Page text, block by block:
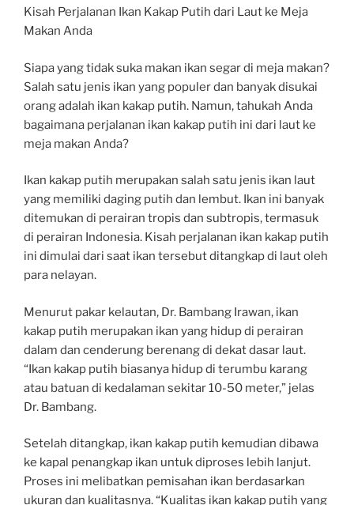
Kisah Perjalanan Ikan Kakap Putih dari Laut ke Meja
Makan Anda
Siapa yang tidak suka makan ikan segar di meja makan?
Salah satu jenis ikan yang populer dan banyak disukai
orang adalah ikan kakap putih. Namun, tahukah Anda
bagaimana perjalanan ikan kakap putih ini dari laut ke
meja makan Anda?
Ikan kakap putih merupakan salah satu jenis ikan laut
yang memiliki daging putih dan lembut. Ikan ini banyak
ditemukan di perairan tropis dan subtropis, termasuk
di perairan Indonesia. Kisah perjalanan ikan kakap putih
ini dimulai dari saat ikan tersebut ditangkap di laut oleh
para nelayan.
Menurut pakar kelautan, Dr. Bambang Irawan, ikan
kakap putih merupakan ikan yang hidup di perairan
dalam dan cenderung berenang di dekat dasar laut.
“Ikan kakap putih biasanya hidup di terumbu karang
atau batuan di kedalaman sekitar 10-50 meter,” jelas
Dr. Bambang.
Setelah ditangkap, ikan kakap putih kemudian dibawa
ke kapal penangkap ikan untuk diproses lebih lanjut.
Proses ini melibatkan pemisahan ikan berdasarkan
ukuran dan kualitasnya. “Kualitas ikan kakap putih yang